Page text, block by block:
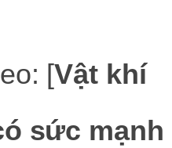
[Vật khí
sức mạnh